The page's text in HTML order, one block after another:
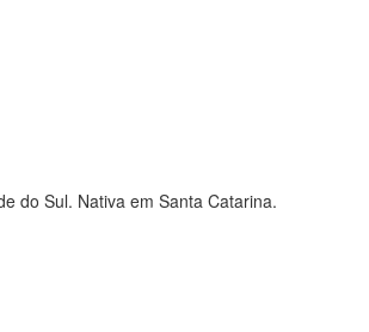
do Sul. Nativa em Santa Catarina.